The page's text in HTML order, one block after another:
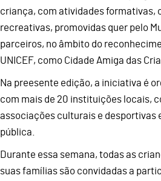
criança, com atividades formativas,
recreativas, promovidas quer pelo
parceiros, no âmbito do
UNICEF, como Cidade Amiga das
Na preesente edição, a iniciativa é
com mais de 20 instituições locais,
associações culturais e desportivas
pública.
Durante essa semana, todas as
suas famílias são convidadas a